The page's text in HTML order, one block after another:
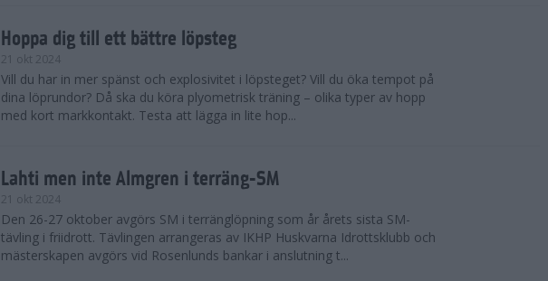
Hoppa dig till ett bättre löpsteg
21 okt 2024
Vill du har in mer spänst och explosivitet i löpsteget? Vill du öka tempot på
dina löprundor? Då ska du köra plyometrisk träning – olika typer av hopp
med kort markkontakt. Testa att lägga in lite hop...
Lahti men inte Almgren i terräng-SM
21 okt 2024
Den 26-27 oktober avgörs SM i terränglöpning som år årets sista SM-
tävling i friidrott. Tävlingen arrangeras av IKHP Huskvarna Idrottsklubb och
mästerskapen avgörs vid Rosenlunds bankar i anslutning t...